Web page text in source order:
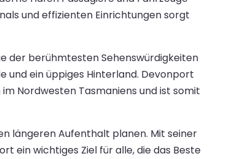
und effizienten Einrichtungen sorgt
der berühmtesten Sehenswürdigkeiten
und ein üppiges Hinterland. Devonport
Nordwesten Tasmaniens und ist somit
längeren Aufenthalt planen. Mit seiner
ein wichtiges Ziel für alle, die das Beste